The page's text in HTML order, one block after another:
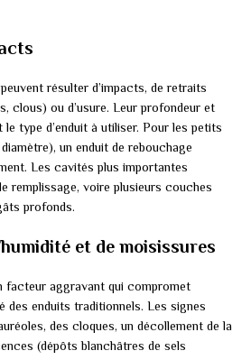
résulter d’impacts, de retraits
clous) ou d’usure. Leur profondeur et
type d’enduit à utiliser. Pour les petits
un enduit de rebouchage
Les cavités plus importantes
remplissage, voire plusieurs couches
profonds.
et de moisissures
facteur aggravant qui compromet
des enduits traditionnels. Les signes
des cloques, un décollement de la
(dépôts blanchâtres de sels